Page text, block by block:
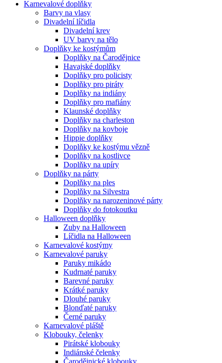
Karnevalové doplňky
Barvy na vlasy
Divadelní líčidla
Divadelní krev
UV barvy na tělo
Doplňky ke kostýmům
Doplňky na Čarodějnice
Havajské doplňky
Doplňky pro policisty
Doplňky pro piráty
Doplňky na indiány
Doplňky pro mafiány
Klaunské doplňky
Doplňky na charleston
Doplňky na kovboje
Hippie doplňky
Doplňky ke kostýmu vězně
Doplňky na kostlivce
Doplňky na upíry
Doplňky na párty
Doplňky na ples
Doplňky na Silvestra
Doplňky na narozeninové párty
Doplňky do fotokoutku
Halloween doplňky
Zuby na Halloween
Líčidla na Halloween
Karnevalové kostýmy
Karnevalové paruky
Paruky mikádo
Kudrnaté paruky
Barevné paruky
Krátké paruky
Dlouhé paruky
Blonďaté paruky
Černé paruky
Karnevalové pláště
Klobouky, čelenky
Pirátské klobouky
Indiánské čelenky
Čarodějnické klobouky